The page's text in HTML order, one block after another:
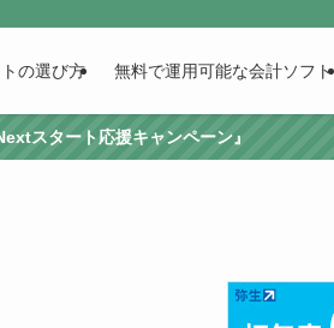
の選び方 無料で運用可能な会計ソフト
スタート応援キャンペーン』